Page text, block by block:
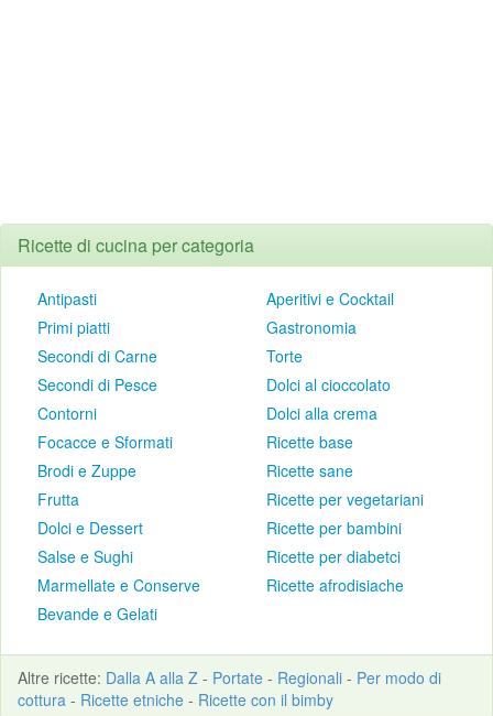
Ricette di cucina per categoria
Antipasti
Primi piatti
Secondi di Carne
Secondi di Pesce
Contorni
Focacce e Sformati
Brodi e Zuppe
Frutta
Dolci e Dessert
Salse e Sughi
Marmellate e Conserve
Bevande e Gelati
Aperitivi e Cocktail
Gastronomia
Torte
Dolci al cioccolato
Dolci alla crema
Ricette base
Ricette sane
Ricette per vegetariani
Ricette per bambini
Ricette per diabetci
Ricette afrodisiache
Altre ricette: Dalla A alla Z - Portate - Regionali - Per modo di
cottura - Ricette etniche - Ricette con il bimby